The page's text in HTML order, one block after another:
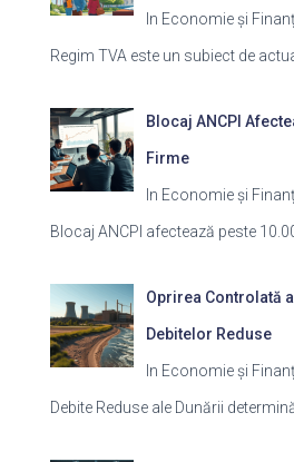
In Economie și
Regim TVA este un subiect de
Blocaj ANCPI
Firme
In Economie și
Blocaj ANCPI afectează peste
Oprirea Controlată
Debitelor Reduse
In Economie și
Debite Reduse ale Dunării